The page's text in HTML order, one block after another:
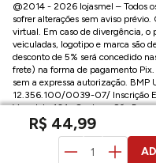
R$ 44,99
@2014 - 2026 lojasmel – Todos
sofrer alterações sem aviso prévio.
virtual. Em caso de divergência, o
veiculadas, logotipo e marca são
desconto de 5% será concedido
frete) na forma de pagamento
sem a expressa autorização.
12.356.100/0039-07/ Inscrição
Versolato,101 , Centro – São
Conheça nossa loja na Paulista / SP:
Av. Paulista, 2300 - Consolação